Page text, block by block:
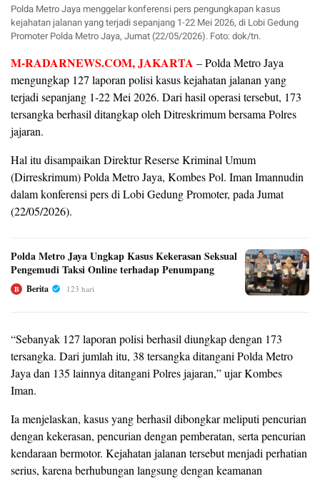
Polda Metro Jaya menggelar konferensi pers pengungkapan kasus
kejahatan jalanan yang terjadi sepanjang 1-22 Mei 2026, di Lobi Gedung
Promoter Polda Metro Jaya, Jumat (22/05/2026). Foto: dok/tn.
M-RADARNEWS.COM, JAKARTA – Polda Metro Jaya
mengungkap 127 laporan polisi kasus kejahatan jalanan yang
terjadi sepanjang 1-22 Mei 2026. Dari hasil operasi tersebut, 173
tersangka berhasil ditangkap oleh Ditreskrimum bersama Polres
jajaran.
Hal itu disampaikan Direktur Reserse Kriminal Umum
(Dirreskrimum) Polda Metro Jaya, Kombes Pol. Iman Imannudin
dalam konferensi pers di Lobi Gedung Promoter, pada Jumat
(22/05/2026).
Polda Metro Jaya Ungkap Kasus Kekerasan Seksual
Pengemudi Taksi Online terhadap Penumpang
B Berita 123 hari
“Sebanyak 127 laporan polisi berhasil diungkap dengan 173
tersangka. Dari jumlah itu, 38 tersangka ditangani Polda Metro
Jaya dan 135 lainnya ditangani Polres jajaran,” ujar Kombes
Iman.
Ia menjelaskan, kasus yang berhasil dibongkar meliputi pencurian
dengan kekerasan, pencurian dengan pemberatan, serta pencurian
kendaraan bermotor. Kejahatan jalanan tersebut menjadi perhatian
serius, karena berhubungan langsung dengan keamanan